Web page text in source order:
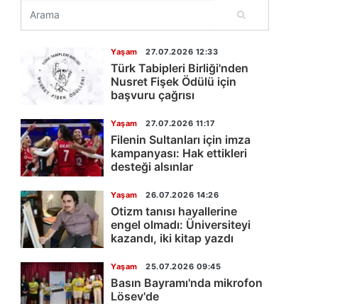
Yaşam 27.07.2026 12:33
Türk Tabipleri Birliği'nden
Nusret Fişek Ödülü için
başvuru çağrısı
Yaşam 27.07.2026 11:17
Filenin Sultanları için imza
kampanyası: Hak ettikleri
desteği alsınlar
Yaşam 26.07.2026 14:26
Otizm tanısı hayallerine
engel olmadı: Üniversiteyi
kazandı, iki kitap yazdı
Yaşam 25.07.2026 09:45
Basın Bayramı'nda mikrofon
Lösev'de